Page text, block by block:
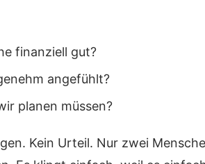
finanziell gut?
angefühlt?
planen müssen?
Kein Urteil. Nur zwei